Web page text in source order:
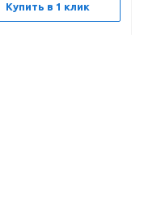
Купить в 1 клик